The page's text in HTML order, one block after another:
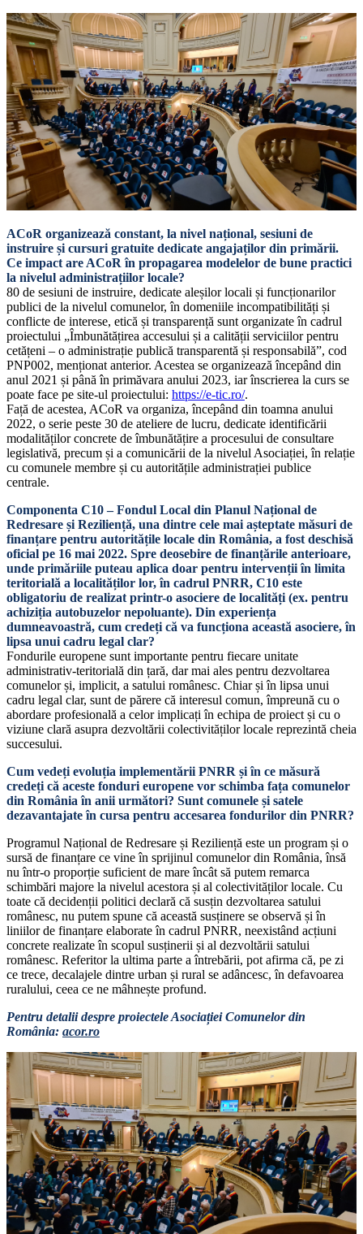
ACoR organizează constant, la nivel național, sesiuni de
instruire și cursuri gratuite dedicate angajaților din primării.
Ce impact are ACoR în propagarea modelelor de bune practici
la nivelul administrațiilor locale?
80 de sesiuni de instruire, dedicate aleșilor locali și funcționarilor
publici de la nivelul comunelor, în domeniile incompatibilități și
conflicte de interese, etică și transparență sunt organizate în cadrul
proiectului „Îmbunătățirea accesului și a calității serviciilor pentru
cetățeni – o administrație publică transparentă și responsabilă”, cod
PNP002, menționat anterior. Acestea se organizează începând din
anul 2021 și până în primăvara anului 2023, iar înscrierea la curs se
poate face pe site-ul proiectului: https://e-tic.ro/.
Față de acestea, ACoR va organiza, începând din toamna anului
2022, o serie peste 30 de ateliere de lucru, dedicate identificării
modalităților concrete de îmbunătățire a procesului de consultare
legislativă, precum și a comunicării de la nivelul Asociației, în relație
cu comunele membre și cu autoritățile administrației publice
centrale.
Componenta C10 – Fondul Local din Planul Național de
Redresare și Reziliență, una dintre cele mai așteptate măsuri de
finanțare pentru autoritățile locale din România, a fost deschisă
oficial pe 16 mai 2022. Spre deosebire de finanțările anterioare,
unde primăriile puteau aplica doar pentru intervenții în limita
teritorială a localităților lor, în cadrul PNRR, C10 este
obligatoriu de realizat printr-o asociere de localități (ex. pentru
achiziția autobuzelor nepoluante). Din experiența
dumneavoastră, cum credeți că va funcționa această asociere, în
lipsa unui cadru legal clar?
Fondurile europene sunt importante pentru fiecare unitate
administrativ-teritorială din țară, dar mai ales pentru dezvoltarea
comunelor și, implicit, a satului românesc. Chiar și în lipsa unui
cadru legal clar, sunt de părere că interesul comun, împreună cu o
abordare profesională a celor implicați în echipa de proiect și cu o
viziune clară asupra dezvoltării colectivităților locale reprezintă cheia
succesului.
Cum vedeți evoluția implementării PNRR și în ce măsură
credeți că aceste fonduri europene vor schimba fața comunelor
din România în anii următori? Sunt comunele și satele
dezavantajate în cursa pentru accesarea fondurilor din PNRR?
Programul Național de Redresare și Reziliență este un program și o
sursă de finanțare ce vine în sprijinul comunelor din România, însă
nu într-o proporție suficient de mare încât să putem remarca
schimbări majore la nivelul acestora și al colectivităților locale. Cu
toate că decidenții politici declară că susțin dezvoltarea satului
românesc, nu putem spune că această susținere se observă și în
liniilor de finanțare elaborate în cadrul PNRR, neexistând acțiuni
concrete realizate în scopul susținerii și al dezvoltării satului
românesc. Referitor la ultima parte a întrebării, pot afirma că, pe zi
ce trece, decalajele dintre urban și rural se adâncesc, în defavoarea
ruralului, ceea ce ne mâhnește profund.
Pentru detalii despre proiectele Asociației Comunelor din
România: acor.ro